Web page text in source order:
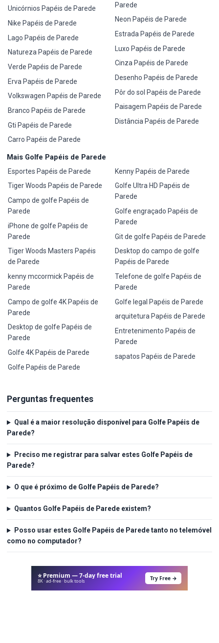
Unicórnios Papéis de Parede
Nike Papéis de Parede
Lago Papéis de Parede
Natureza Papéis de Parede
Verde Papéis de Parede
Erva Papéis de Parede
Volkswagen Papéis de Parede
Branco Papéis de Parede
Gti Papéis de Parede
Carro Papéis de Parede
Parede
Neon Papéis de Parede
Estrada Papéis de Parede
Luxo Papéis de Parede
Cinza Papéis de Parede
Desenho Papéis de Parede
Pôr do sol Papéis de Parede
Paisagem Papéis de Parede
Distância Papéis de Parede
Mais Golfe Papéis de Parede
Esportes Papéis de Parede
Tiger Woods Papéis de Parede
Campo de golfe Papéis de
Parede
iPhone de golfe Papéis de
Parede
Tiger Woods Masters Papéis
de Parede
kenny mccormick Papéis de
Parede
Campo de golfe 4K Papéis de
Parede
Desktop de golfe Papéis de
Parede
Golfe 4K Papéis de Parede
Golfe Papéis de Parede
Kenny Papéis de Parede
Golfe Ultra HD Papéis de
Parede
Golfe engraçado Papéis de
Parede
Git de golfe Papéis de Parede
Desktop do campo de golfe
Papéis de Parede
Telefone de golfe Papéis de
Parede
Golfe legal Papéis de Parede
arquitetura Papéis de Parede
Entretenimento Papéis de
Parede
sapatos Papéis de Parede
Perguntas frequentes
Qual é a maior resolução disponível para Golfe Papéis de
Parede?
Preciso me registrar para salvar estes Golfe Papéis de
Parede?
O que é próximo de Golfe Papéis de Parede?
Quantos Golfe Papéis de Parede existem?
Posso usar estes Golfe Papéis de Parede tanto no telemóvel
como no computador?
⭐ Premium — 7-day free trial
8K · ad-free · bulk tools Try Free →